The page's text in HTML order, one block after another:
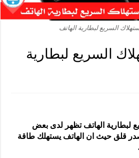
السريع لبطارية الهاتف
السريع لبطارية
لبطارية الهاتف تظهر لدى بعض
قلق حيث ان الهاتف يستهلك طاقة